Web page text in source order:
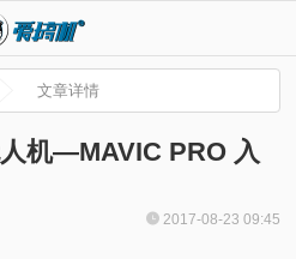
文章详情
机—MAVIC PRO 入
2017-08-23 09:45